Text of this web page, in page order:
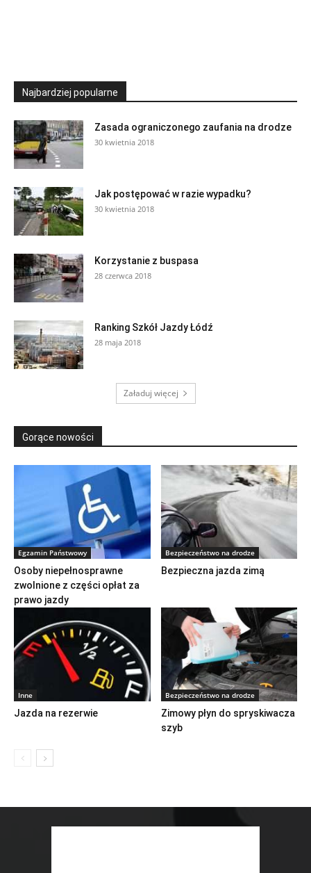
Najbardziej popularne
Zasada ograniczonego zaufania na drodze
30 kwietnia 2018
Jak postępować w razie wypadku?
30 kwietnia 2018
Korzystanie z buspasa
28 czerwca 2018
Ranking Szkół Jazdy Łódź
28 maja 2018
Załaduj więcej
Gorące nowości
Egzamin Państwowy
Osoby niepełnosprawne
zwolnione z części opłat za
prawo jazdy
Bezpieczeństwo na drodze
Bezpieczna jazda zimą
Inne
Jazda na rezerwie
Bezpieczeństwo na drodze
Zimowy płyn do spryskiwacza
szyb